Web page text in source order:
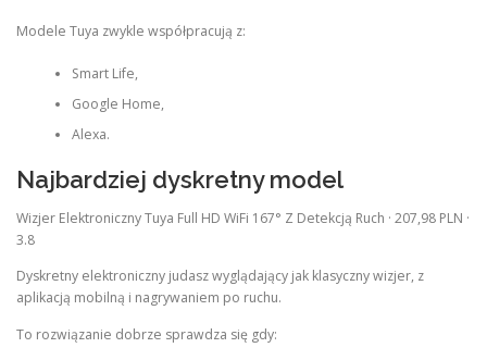
Modele Tuya zwykle współpracują z:
Smart Life,
Google Home,
Alexa.
Najbardziej dyskretny model
Wizjer Elektroniczny Tuya Full HD WiFi 167° Z Detekcją Ruch · 207,98 PLN ·
3.8
Dyskretny elektroniczny judasz wyglądający jak klasyczny wizjer, z
aplikacją mobilną i nagrywaniem po ruchu.
To rozwiązanie dobrze sprawdza się gdy: